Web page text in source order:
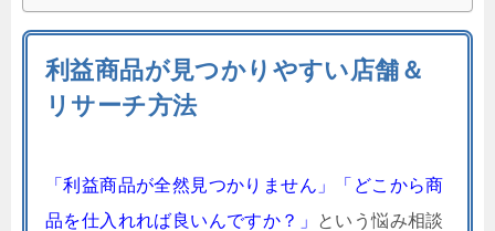
利益商品が見つかりやすい店舗＆
リサーチ方法
「利益商品が全然見つかりません」「どこから商
品を仕入れれば良いんですか？」
という悩み相談